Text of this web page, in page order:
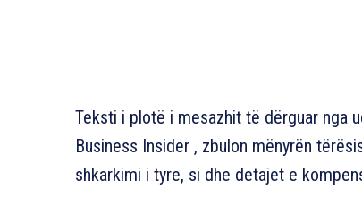
Teksti i plotë i mesazhit të dërguar nga
Business Insider , zbulon mënyrën
shkarkimi i tyre, si dhe detajet e